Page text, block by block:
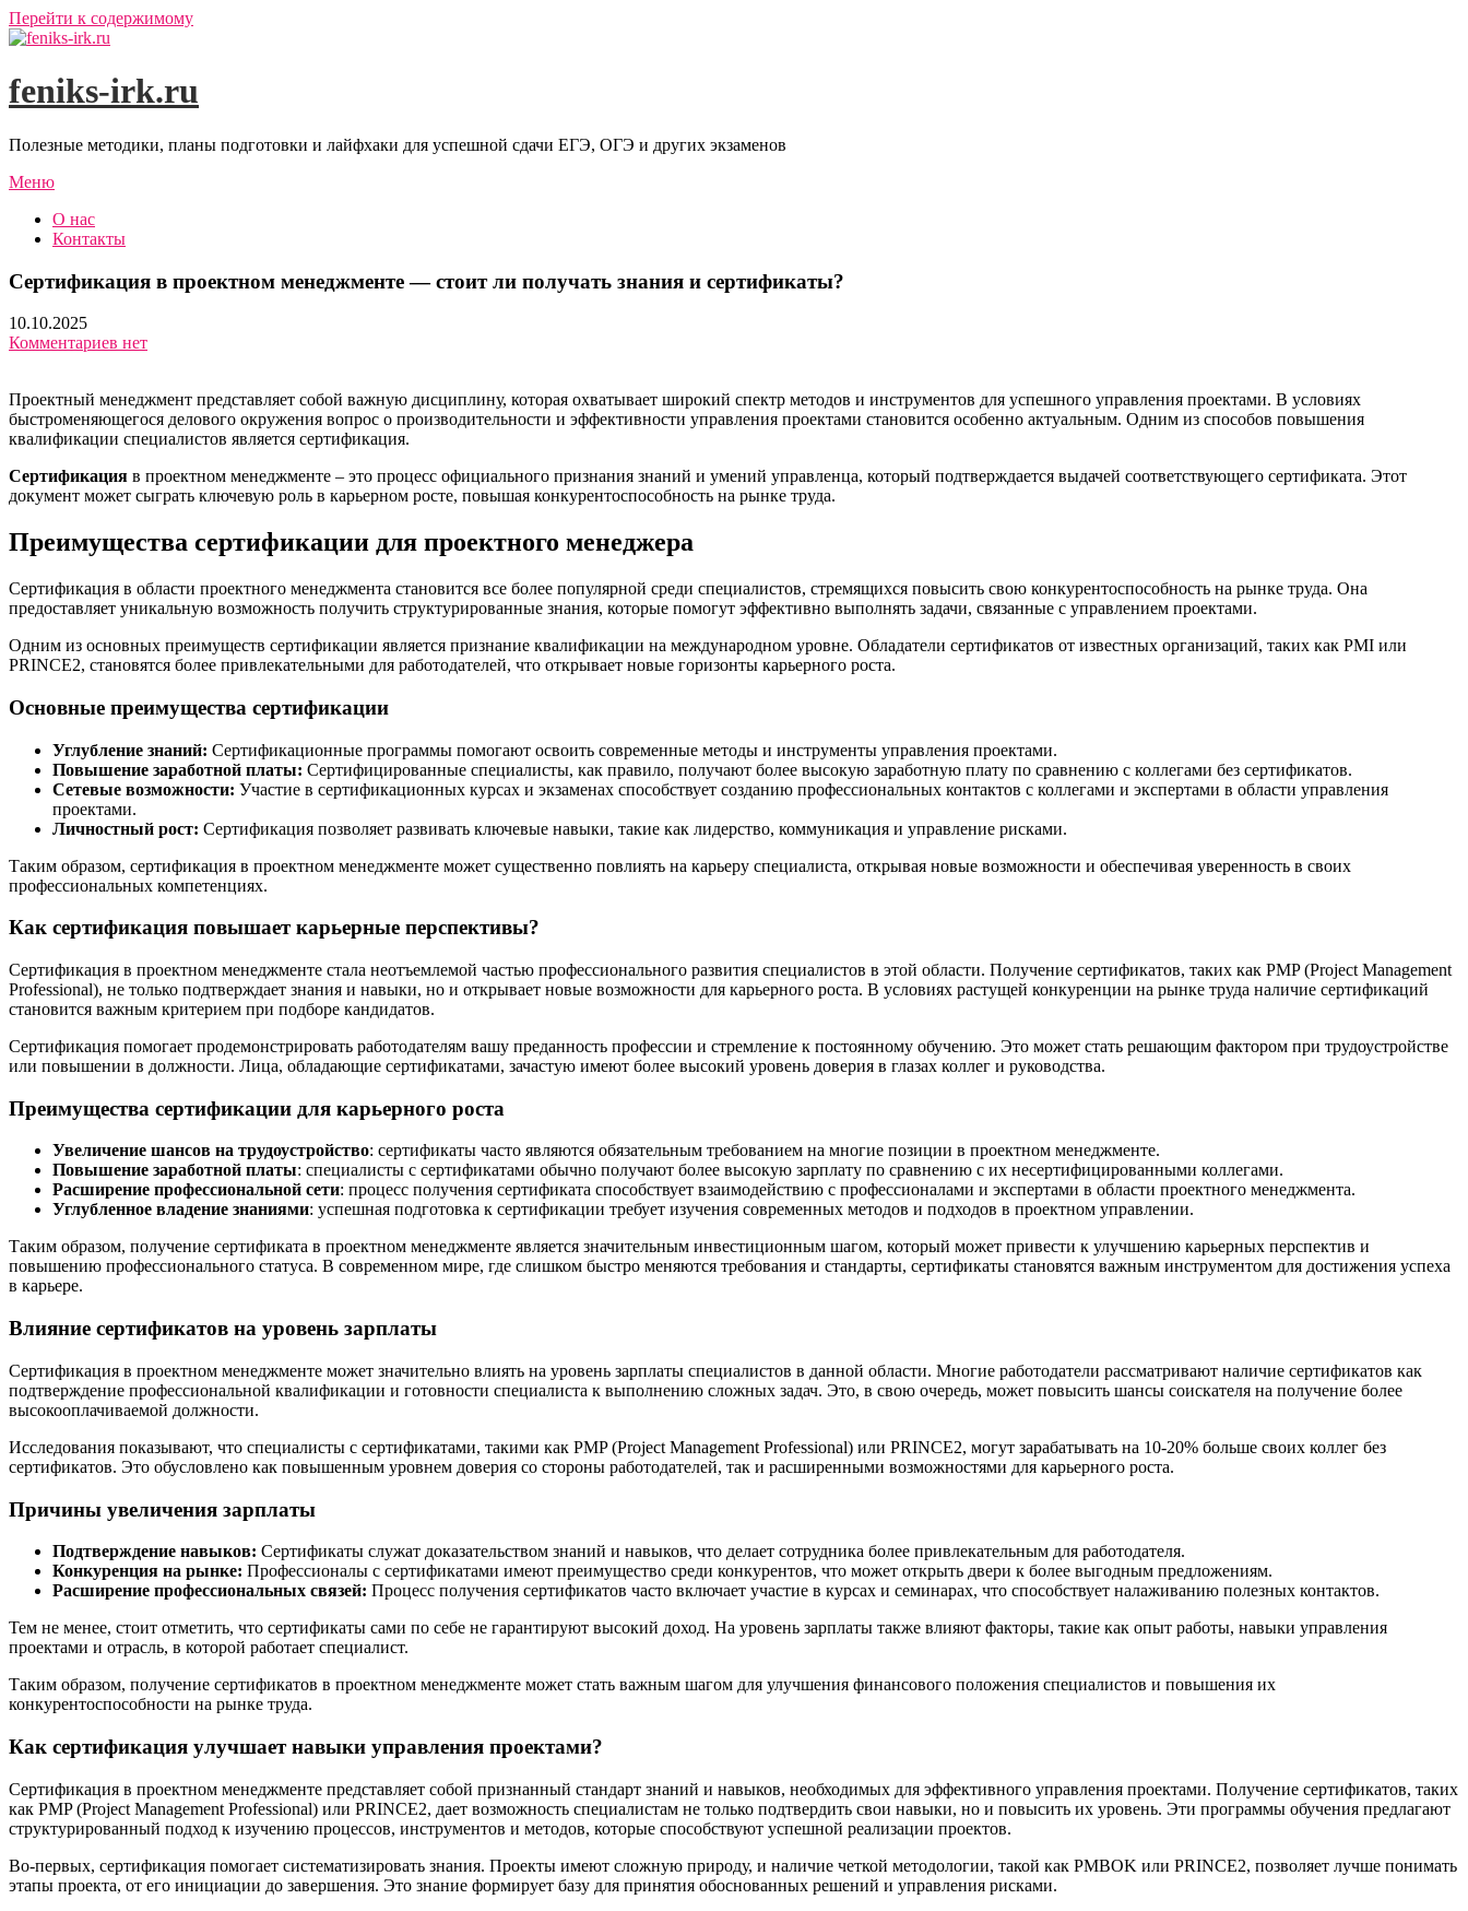
Перейти к содержимому
feniks-irk.ru
Полезные методики, планы подготовки и лайфхаки для успешной сдачи ЕГЭ, ОГЭ и других экзаменов
Меню
О нас
Контакты
Сертификация в проектном менеджменте — стоит ли получать знания и сертификаты?
10.10.2025
Комментариев нет
Проектный менеджмент представляет собой важную дисциплину, которая охватывает широкий спектр методов и инструментов для успешного управления проектами. В условиях
быстроменяющегося делового окружения вопрос о производительности и эффективности управления проектами становится особенно актуальным. Одним из способов повышения
квалификации специалистов является сертификация.
Сертификация в проектном менеджменте – это процесс официального признания знаний и умений управленца, который подтверждается выдачей соответствующего сертификата. Этот
документ может сыграть ключевую роль в карьерном росте, повышая конкурентоспособность на рынке труда.
Преимущества сертификации для проектного менеджера
Сертификация в области проектного менеджмента становится все более популярной среди специалистов, стремящихся повысить свою конкурентоспособность на рынке труда. Она
предоставляет уникальную возможность получить структурированные знания, которые помогут эффективно выполнять задачи, связанные с управлением проектами.
Одним из основных преимуществ сертификации является признание квалификации на международном уровне. Обладатели сертификатов от известных организаций, таких как PMI или
PRINCE2, становятся более привлекательными для работодателей, что открывает новые горизонты карьерного роста.
Основные преимущества сертификации
Углубление знаний: Сертификационные программы помогают освоить современные методы и инструменты управления проектами.
Повышение заработной платы: Сертифицированные специалисты, как правило, получают более высокую заработную плату по сравнению с коллегами без сертификатов.
Сетевые возможности: Участие в сертификационных курсах и экзаменах способствует созданию профессиональных контактов с коллегами и экспертами в области управления
проектами.
Личностный рост: Сертификация позволяет развивать ключевые навыки, такие как лидерство, коммуникация и управление рисками.
Таким образом, сертификация в проектном менеджменте может существенно повлиять на карьеру специалиста, открывая новые возможности и обеспечивая уверенность в своих
профессиональных компетенциях.
Как сертификация повышает карьерные перспективы?
Сертификация в проектном менеджменте стала неотъемлемой частью профессионального развития специалистов в этой области. Получение сертификатов, таких как PMP (Project Management
Professional), не только подтверждает знания и навыки, но и открывает новые возможности для карьерного роста. В условиях растущей конкуренции на рынке труда наличие сертификаций
становится важным критерием при подборе кандидатов.
Сертификация помогает продемонстрировать работодателям вашу преданность профессии и стремление к постоянному обучению. Это может стать решающим фактором при трудоустройстве
или повышении в должности. Лица, обладающие сертификатами, зачастую имеют более высокий уровень доверия в глазах коллег и руководства.
Преимущества сертификации для карьерного роста
Увеличение шансов на трудоустройство: сертификаты часто являются обязательным требованием на многие позиции в проектном менеджменте.
Повышение заработной платы: специалисты с сертификатами обычно получают более высокую зарплату по сравнению с их несертифицированными коллегами.
Расширение профессиональной сети: процесс получения сертификата способствует взаимодействию с профессионалами и экспертами в области проектного менеджмента.
Углубленное владение знаниями: успешная подготовка к сертификации требует изучения современных методов и подходов в проектном управлении.
Таким образом, получение сертификата в проектном менеджменте является значительным инвестиционным шагом, который может привести к улучшению карьерных перспектив и
повышению профессионального статуса. В современном мире, где слишком быстро меняются требования и стандарты, сертификаты становятся важным инструментом для достижения успеха
в карьере.
Влияние сертификатов на уровень зарплаты
Сертификация в проектном менеджменте может значительно влиять на уровень зарплаты специалистов в данной области. Многие работодатели рассматривают наличие сертификатов как
подтверждение профессиональной квалификации и готовности специалиста к выполнению сложных задач. Это, в свою очередь, может повысить шансы соискателя на получение более
высокооплачиваемой должности.
Исследования показывают, что специалисты с сертификатами, такими как PMP (Project Management Professional) или PRINCE2, могут зарабатывать на 10-20% больше своих коллег без
сертификатов. Это обусловлено как повышенным уровнем доверия со стороны работодателей, так и расширенными возможностями для карьерного роста.
Причины увеличения зарплаты
Подтверждение навыков: Сертификаты служат доказательством знаний и навыков, что делает сотрудника более привлекательным для работодателя.
Конкуренция на рынке: Профессионалы с сертификатами имеют преимущество среди конкурентов, что может открыть двери к более выгодным предложениям.
Расширение профессиональных связей: Процесс получения сертификатов часто включает участие в курсах и семинарах, что способствует налаживанию полезных контактов.
Тем не менее, стоит отметить, что сертификаты сами по себе не гарантируют высокий доход. На уровень зарплаты также влияют факторы, такие как опыт работы, навыки управления
проектами и отрасль, в которой работает специалист.
Таким образом, получение сертификатов в проектном менеджменте может стать важным шагом для улучшения финансового положения специалистов и повышения их
конкурентоспособности на рынке труда.
Как сертификация улучшает навыки управления проектами?
Сертификация в проектном менеджменте представляет собой признанный стандарт знаний и навыков, необходимых для эффективного управления проектами. Получение сертификатов, таких
как PMP (Project Management Professional) или PRINCE2, дает возможность специалистам не только подтвердить свои навыки, но и повысить их уровень. Эти программы обучения предлагают
структурированный подход к изучению процессов, инструментов и методов, которые способствуют успешной реализации проектов.
Во-первых, сертификация помогает систематизировать знания. Проекты имеют сложную природу, и наличие четкой методологии, такой как PMBOK или PRINCE2, позволяет лучше понимать
этапы проекта, от его инициации до завершения. Это знание формирует базу для принятия обоснованных решений и управления рисками.